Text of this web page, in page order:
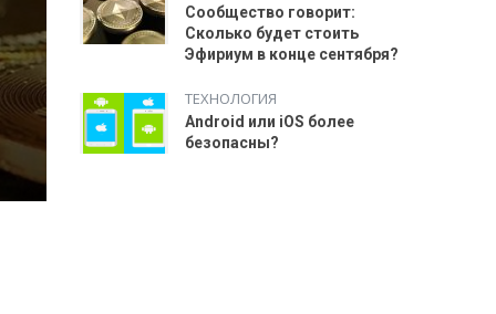
Сообщество говорит:
Сколько будет стоить
Эфириум в конце сентября?
ТЕХНОЛОГИЯ
Android или iOS более
безопасны?